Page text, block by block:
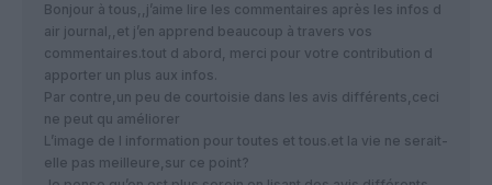
Bonjour à tous,,j’aime lire les commentaires après les infos d
air journal,,et j’en apprend beaucoup à travers vos
commentaires.tout d abord, merci pour votre contribution d
apporter un plus aux infos.
Par contre,un peu de courtoisie dans les avis différents,ceci
ne peut qu améliorer
L’image de l information pour toutes et tous.et la vie ne serait-
elle pas meilleure,sur ce point?